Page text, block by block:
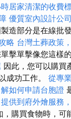
居家清潔的收費
優質室內設計公
造部分是在線批
略 台灣土葬政策
擊單擊像您這樣
因此，您可以購買
成功工作。 從專
如何申請台胞證
提供到府外燴服務
，購買食物時，可